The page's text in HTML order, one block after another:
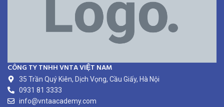
CÔNG TY TNHH VNTA VIỆT NAM
35 Trần Quý Kiên, Dịch Vọng, Cầu Giấy, Hà Nội
0931 81 3333
info@vntaacademy.com